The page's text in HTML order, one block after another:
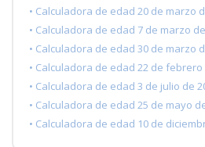
• Calculadora de edad 20 de marzo
• Calculadora de edad 7 de marzo
• Calculadora de edad 30 de marzo
• Calculadora de edad 22 de febrero
• Calculadora de edad 3 de julio de
• Calculadora de edad 25 de mayo
• Calculadora de edad 10 de